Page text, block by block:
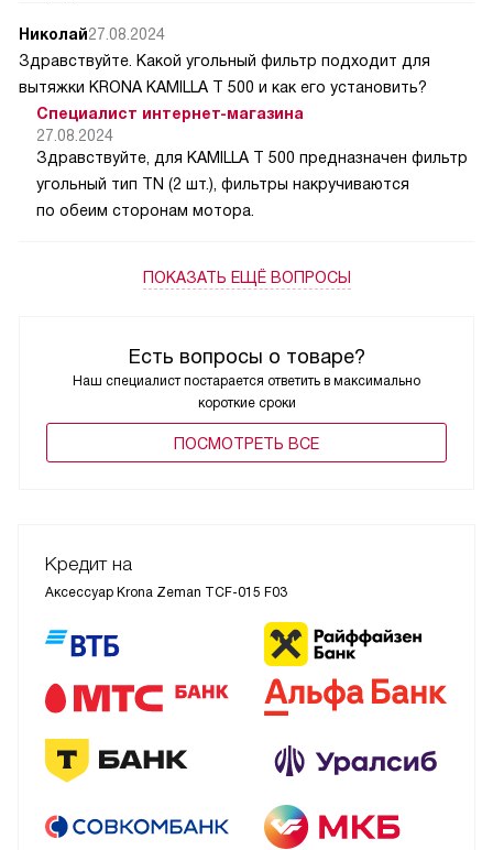
Есть вопросы о товаре?
Наш специалист постарается ответить в максимально
короткие сроки
ПОCМОТРЕТЬ ВСЕ
Николай27.08.2024
Здравствуйте. Какой угольный фильтр подходит для
вытяжки KRONA KAMILLA T 500 и как его установить?
Специалист интернет-магазина
27.08.2024
Здравствуйте, для KAMILLA T 500 предназначен фильтр
угольный тип TN (2 шт.), фильтры накручиваются
по обеим сторонам мотора.
ПОКАЗАТЬ ЕЩЁ ВОПРОСЫ
Кредит на
Аксессуар Krona Zeman TCF-015 F03